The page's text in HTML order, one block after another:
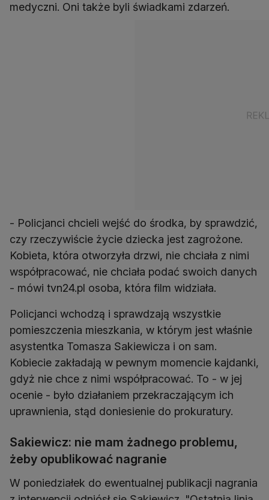
medyczni. Oni także byli świadkami zdarzeń.
- Policjanci chcieli wejść do środka, by sprawdzić,
czy rzeczywiście życie dziecka jest zagrożone.
Kobieta, która otworzyła drzwi, nie chciała z nimi
współpracować, nie chciała podać swoich danych
- mówi tvn24.pl osoba, która film widziała.
Policjanci wchodzą i sprawdzają wszystkie
pomieszczenia mieszkania, w którym jest właśnie
asystentka Tomasza Sakiewicza i on sam.
Kobiecie zakładają w pewnym momencie kajdanki,
gdyż nie chce z nimi współpracować. To - w jej
ocenie - było działaniem przekraczającym ich
uprawnienia, stąd doniesienie do prokuratury.
Sakiewicz: nie mam żadnego problemu,
żeby opublikować nagranie
W poniedziałek do ewentualnej publikacji nagrania